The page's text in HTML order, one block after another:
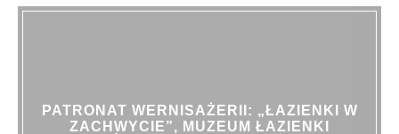
PATRONAT WERNISAŻERII: „ŁAZIENKI W
ZACHWYCIE”, MUZEUM ŁAZIENKI